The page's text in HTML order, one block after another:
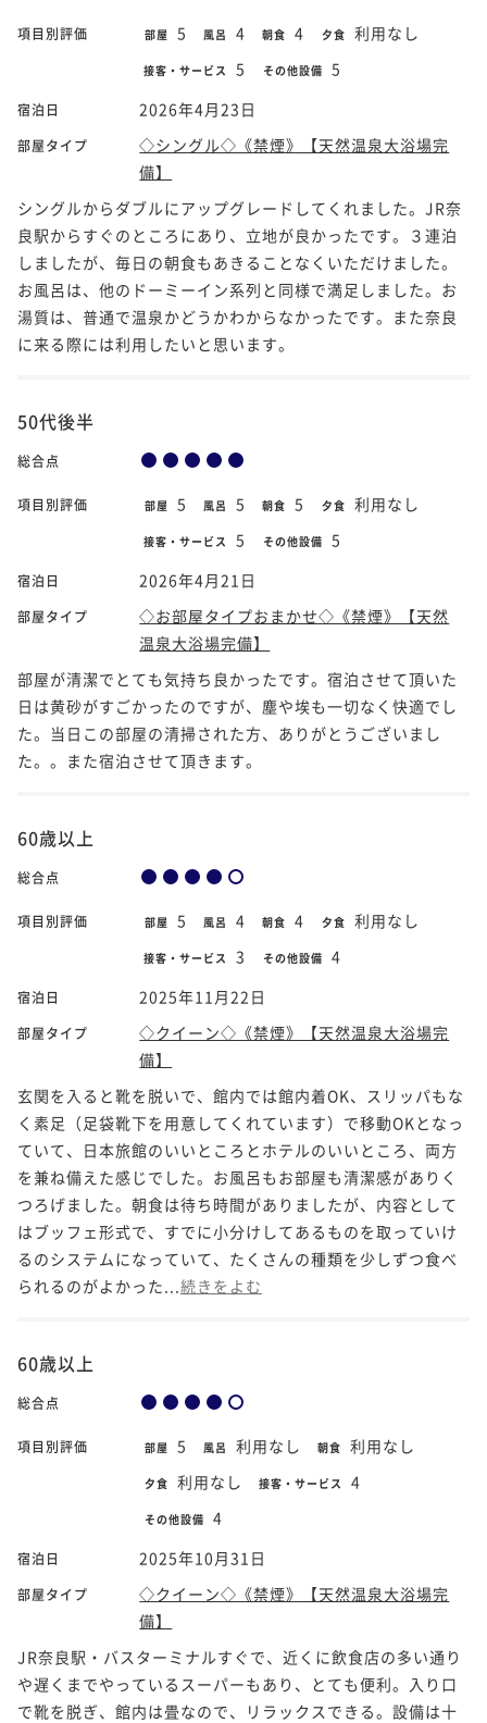
項目別評価 部屋 5 風呂 4 朝食 4 夕食 利用なし
接客・サービス 5 その他設備 5
宿泊日 2026年4月23日
部屋タイプ
◇シングル◇《禁煙》【天然温泉大浴場完
備】
シングルからダブルにアップグレードしてくれました。JR奈
良駅からすぐのところにあり、立地が良かったです。３連泊
しましたが、毎日の朝食もあきることなくいただけました。
お風呂は、他のドーミーイン系列と同様で満足しました。お
湯質は、普通で温泉かどうかわからなかったです。また奈良
に来る際には利用したいと思います。
50代後半
総合点
項目別評価 部屋 5 風呂 5 朝食 5 夕食 利用なし
接客・サービス 5 その他設備 5
宿泊日 2026年4月21日
部屋タイプ
◇お部屋タイプおまかせ◇《禁煙》【天然
温泉大浴場完備】
部屋が清潔でとても気持ち良かったです。宿泊させて頂いた
日は黄砂がすごかったのですが、塵や埃も一切なく快適でし
た。当日この部屋の清掃された方、ありがとうございまし
た。。また宿泊させて頂きます。
60歳以上
総合点
項目別評価 部屋 5 風呂 4 朝食 4 夕食 利用なし
接客・サービス 3 その他設備 4
宿泊日 2025年11月22日
部屋タイプ
◇クイーン◇《禁煙》【天然温泉大浴場完
備】
玄関を入ると靴を脱いで、館内では館内着OK、スリッパもな
く素足（足袋靴下を用意してくれています）で移動OKとなっ
ていて、日本旅館のいいところとホテルのいいところ、両方
を兼ね備えた感じでした。お風呂もお部屋も清潔感がありく
つろげました。朝食は待ち時間がありましたが、内容として
はブッフェ形式で、すでに小分けしてあるものを取っていけ
るのシステムになっていて、たくさんの種類を少しずつ食べ
られるのがよかった... 続きをよむ
60歳以上
総合点
項目別評価 部屋 5 風呂 利用なし 朝食 利用なし
夕食 利用なし 接客・サービス 4
その他設備 4
宿泊日 2025年10月31日
部屋タイプ
◇クイーン◇《禁煙》【天然温泉大浴場完
備】
JR奈良駅・バスターミナルすぐで、近くに飲食店の多い通り
や遅くまでやっているスーパーもあり、とても便利。入り口
で靴を脱ぎ、館内は畳なので、リラックスできる。設備は十